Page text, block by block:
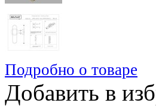
Подробно о товаре
Добавить в